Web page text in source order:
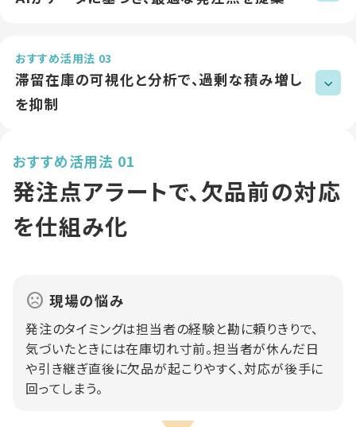
おすすめ活用法 03
滞留在庫の可視化と分析で、過剰な積み増し
を抑制
おすすめ活用法 01
発注点アラートで、欠品前の対応
を仕組み化
現場の悩み
発注のタイミングは担当者の経験と勘に頼りきりで、
気づいたときには在庫切れ寸前。担当者が休んだ日
や引き継ぎ直後に欠品が起こりやすく、対応が後手に
回ってしまう。